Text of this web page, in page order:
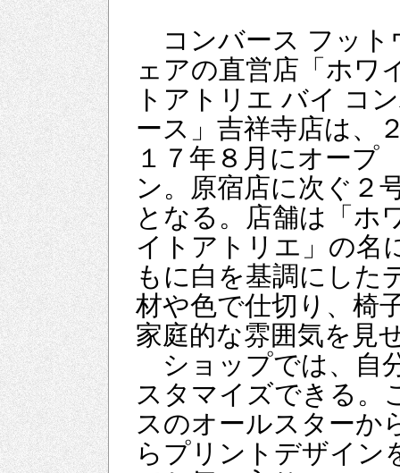
コンバース フット
ェアの直営店「ホワ
トアトリエ バイ コ
ース」吉祥寺店は、
１７年８月にオープ
ン。原宿店に次ぐ２
となる。店舗は「ホ
イトアトリエ」の名
もに白を基調にした
材や色で仕切り、椅
家庭的な雰囲気を見
ショップでは、自
スタマイズできる。
スのオールスターか
らプリントデザイン